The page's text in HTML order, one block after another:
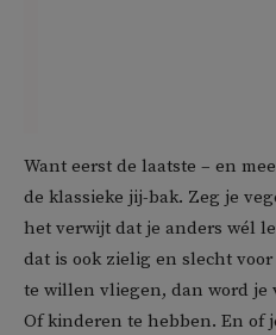
Want eerst de laatste – en
de klassieke jij-bak. Zeg je
het verwijt dat je anders wél
dat is ook zielig en slecht
te willen vliegen, dan word je
Of kinderen te hebben. En of